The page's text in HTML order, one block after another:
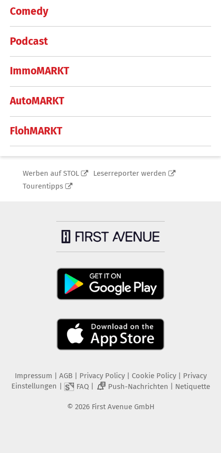
Comedy
Podcast
ImmoMARKT
AutoMARKT
FlohMARKT
Werben auf STOL
Leserreporter werden
Tourentipps
Impressum AGB Privacy Policy| Cookie Policy| Privacy
Einstellungen
FAQ| 2 Push-Nachrichten Netiquette
© 2026 First Avenue GmbH